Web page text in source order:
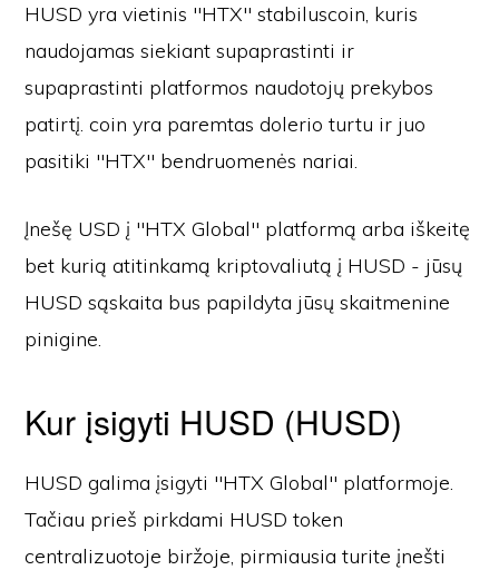
HUSD yra vietinis "HTX" stabiluscoin, kuris
naudojamas siekiant supaprastinti ir
supaprastinti platformos naudotojų prekybos
patirtį. coin yra paremtas dolerio turtu ir juo
pasitiki "HTX" bendruomenės nariai.
Įnešę USD į "HTX Global" platformą arba iškeitę
bet kurią atitinkamą kriptovaliutą į HUSD - jūsų
HUSD sąskaita bus papildyta jūsų skaitmenine
pinigine.
Kur įsigyti HUSD (HUSD)
HUSD galima įsigyti "HTX Global" platformoje.
Tačiau prieš pirkdami HUSD token
centralizuotoje biržoje, pirmiausia turite įnešti